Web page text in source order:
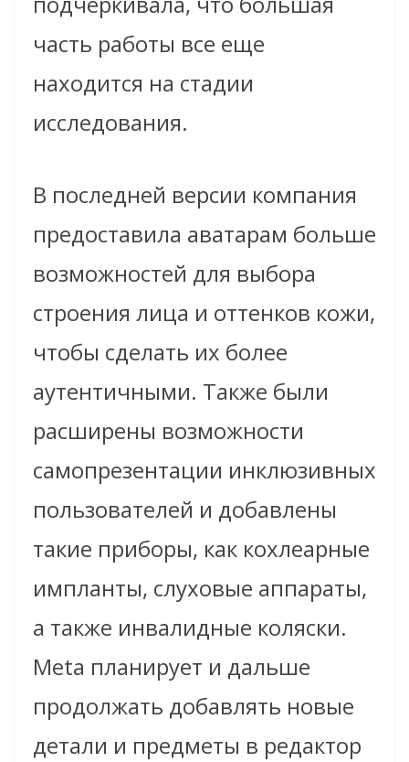
часть работы все еще
находится на стадии
исследования.
В последней версии компания
предоставила аватарам больше
возможностей для выбора
строения лица и оттенков кожи,
чтобы сделать их более
аутентичными. Также были
расширены возможности
самопрезентации инклюзивных
пользователей и добавлены
такие приборы, как кохлеарные
импланты, слуховые аппараты,
а также инвалидные коляски.
Meta планирует и дальше
продолжать добавлять новые
детали и предметы в редактор